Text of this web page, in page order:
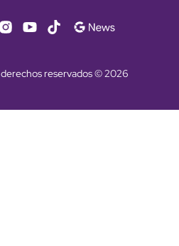
reservados © 2026